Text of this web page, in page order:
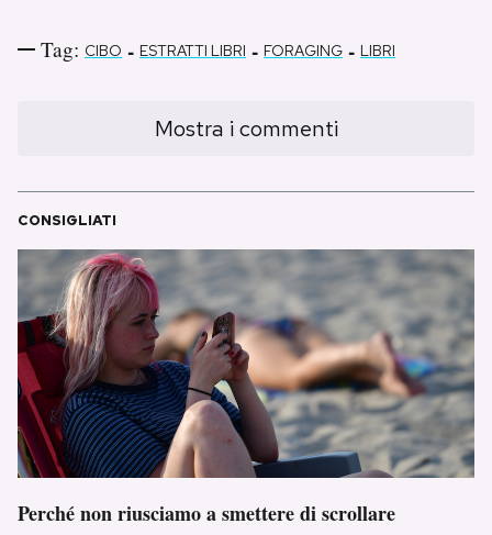
Tag: CIBO - ESTRATTI LIBRI - FORAGING - LIBRI
Mostra i commenti
CONSIGLIATI
Perché non riusciamo a smettere di scrollare